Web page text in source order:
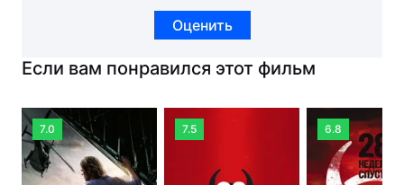
Оценить
Если вам понравился этот фильм
7.0 7.5 6.8